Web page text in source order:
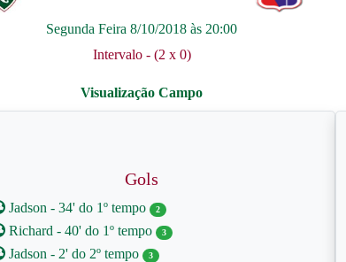
Segunda Feira 8/10/2018 às 20:00
Intervalo - (2 x 0)
Gols
Jadson - 34' do 1º tempo 2
Richard - 40' do 1º tempo 3
Jadson - 2' do 2º tempo 3